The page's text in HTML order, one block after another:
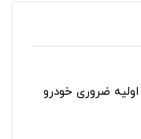
ضروری خودرو